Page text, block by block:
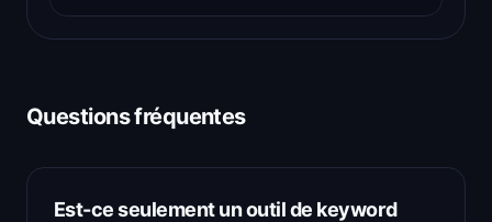
Questions fréquentes
Est-ce seulement un outil de keyword